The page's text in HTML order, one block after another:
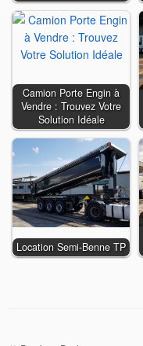
Camion Porte Engin à
Vendre : Trouvez Votre
Solution Idéale
Location Semi-Benne TP